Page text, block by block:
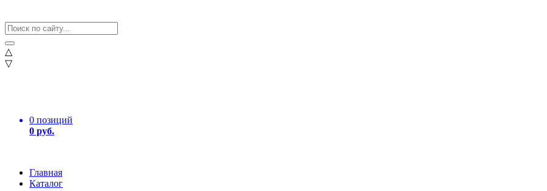
△
▽
0 позиций
0 руб.
Главная
Каталог